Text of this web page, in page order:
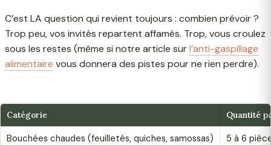
C’est LA question qui revient toujours : combien prévoir ?
Trop peu, vos invités repartent affamés. Trop, vous croulez
sous les restes (même si notre article surl’anti-gaspillage
alimentaire vous donnera des pistes pour ne rien perdre).
Catégorie Quantité
Bouchées chaudes (feuilletés, quiches, samossas)
5 à 6